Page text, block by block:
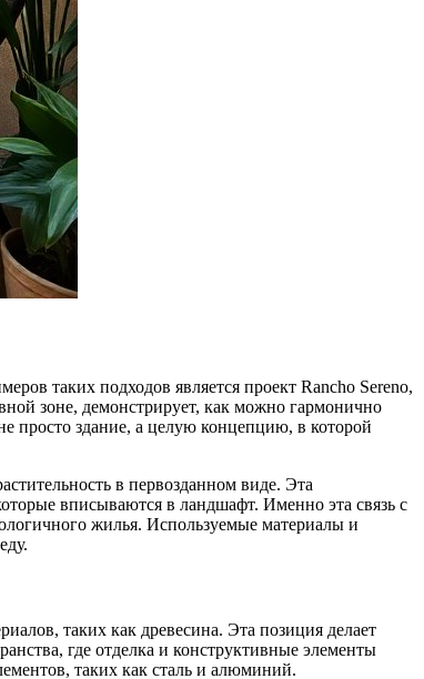
таких подходов является проект Rancho Sereno,
зоне, демонстрирует, как можно гармонично
просто здание, а целую концепцию, в которой
в первозданном виде. Эта
вписываются в ландшафт. Именно эта связь с
жилья. Используемые материалы и
таких как древесина. Эта позиция делает
где отделка и конструктивные элементы
таких как сталь и алюминий.